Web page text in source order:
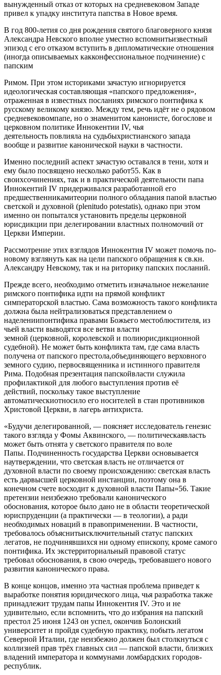
вынужденный отказ от которых на средневековом Западе
привел к упадку института папства в Новое время.
В год 800-летия со дня рождения святого благоверного князя
Александра Невского вполне уместно вспомнитьизвестный
эпизод с его отказом вступить в дипломатические отношения
(иногда описываемых какконфессиональное подчинение) с
папским
Римом. При этом историками зачастую игнорируется
идеологическая составляющая «папского предложения»,
отраженная в известных посланиях римского понтифика к
русскому великому князю. Между тем, речь идёт не о рядовом
средневековомпапе, но о знаменитом канонисте, богослове и
церковном политике Иннокентии IV, чья
деятельность повлияла на судьбыхристианского запада
вообще и развитие канонической науки в частности.
Именно последний аспект зачастую оставался в тени, хотя и
ему было посвящено несколько работ55. Как в
своихсочинениях, так и в практической деятельности папа
Иннокентий IV придерживался разработанной его
предшественникамитеории полного обладания папой властью
светской и духовной (plenitudo potestatis), однако при этом
именно он попытался установить пределы церковной
юрисдикции при делегировании властных полномочий от
Церкви Империи.
Рассмотрение этих взглядов Иннокентия IV может помочь по-
новому взглянуть как на цели папского обращения к св.кн.
Александру Невскому, так и на риторику папских посланий.
Прежде всего, необходимо отметить изначальное нежелание
римского понтифика идти на прямой конфликт
симператорской властью. Сама возможность такого конфликта
должна была нейтрализоваться представлением о
наделениипонтифика правами Божьего местоблюстителя, из
чьей власти выводятся все ветви власти
земной (церковной, королевской и полиюрисдикционной
судебной). Не может быть конфликта там, где сама власть
получена от папского престола,объединяющего верховного
земного судию, первосвященника и истинного правителя
Рима. Подобная презентация папскойвласти служила
профилактикой для любого выступления против её
действий, поскольку такое выступление
автоматическиотносило его носителей в стан противников
Христовой Церкви, в лагерь антихриста.
«Будучи делегированной, — поясняет исследователь генезис
такого взгляда у Фомы Аквинского, — политическаявласть
может быть отнята у светского правителя по воле
Папы. Подчиненность государства Церкви основывается
наутверждении, что светская власть не отличается от
духовной власти по своему происхождению: светская власть
есть дарвысшей церковной инстанции, поэтому она в
конечном счете восходит к духовной власти Папы»56. Такие
претензии неизбежно требовали канонического
обоснования, которое было дано не в области теоретической
юриспруденции (а практически — в теологии), а ради
необходимых новаций в правоприменении. В частности,
требовалось объяснитьисключительный статус папских
легатов, не подчинявшихся ни одному епископу, кроме самого
понтифика. Их экстерриториальный правовой статус
требовал обоснования, в свою очередь, требовавшего нового
развития канонического права.
В конце концов, именно эта частная проблема приведет к
выработке понятия юридического лица, чья разработка также
принадлежит трудам папы Иннокентия IV. Это и не
удивительно, если вспомнить, что до избрания на папский
престол 25 июня 1243 он успел, окончив Болонский
университет и пройдя судебную практику, побыть легатом
Северной Италии, где неизбежно должен был столкнуться с
коллизией прав трёх главных сил — папской власти, близких
владений императора и коммунами ломбардских городов-
республик.